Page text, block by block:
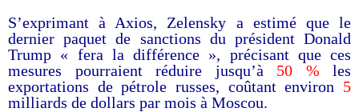
S’exprimant à Axios, Zelensky a estimé que le
dernier paquet de sanctions du président Donald
Trump « fera la différence », précisant que ces
mesures pourraient réduire jusqu’à 50 % les
exportations de pétrole russes, coûtant environ 5
milliards de dollars par mois à Moscou.